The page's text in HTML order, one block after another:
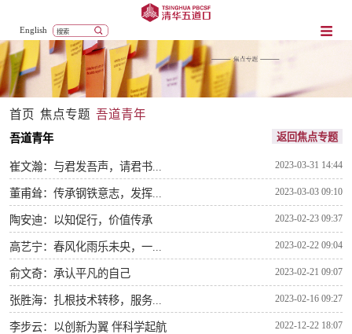
English
首页 焦点专题 吾道青年
吾道青年 返回焦点专题
崔文瀚：与君发吾声，请君书... 2023-03-31 14:44
董甫耸：传承钢铁意志，发挥... 2023-03-03 09:10
陶安迪：以知促行，价值传承 2023-02-23 09:37
高艺宁：春风化雨乐未央，一... 2023-02-22 09:04
俞文奇：承认平凡的自己 2023-02-21 09:07
张胜海：扎根技术转移，服务... 2023-02-16 09:27
李步云：以创新为翼 伴科学起航 2022-12-22 18:07